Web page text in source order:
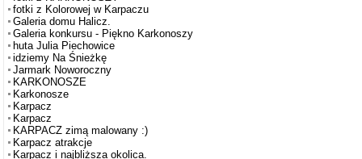
fotki z Kolorowej w Karpaczu
Galeria domu Halicz.
Galeria konkursu - Piękno Karkonoszy
huta Julia Piechowice
idziemy Na Śnieżkę
Jarmark Noworoczny
KARKONOSZE
Karkonosze
Karpacz
Karpacz
KARPACZ zimą malowany :)
Karpacz atrakcje
Karpacz i najbliższa okolica.